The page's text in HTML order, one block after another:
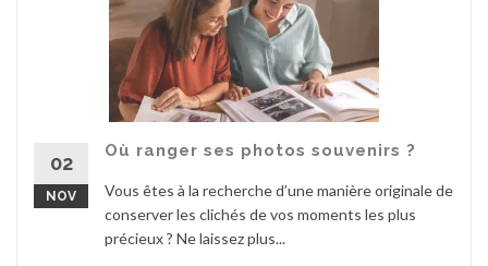
02
NOV
Où ranger ses photos souvenirs ?
Vous êtes à la recherche d’une manière originale de
conserver les clichés de vos moments les plus
précieux ? Ne laissez plus...